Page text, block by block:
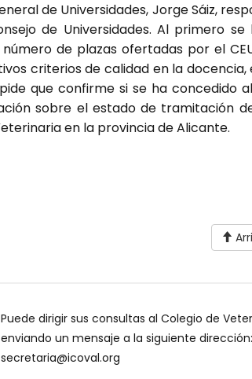
de Universidades, Jorge Sáiz,
de Universidades. Al primero
de plazas ofertadas por el
criterios de calidad en la
que confirme si se ha concedido
sobre el estado de tramitación
en la provincia de Alicante.
Puede dirigir sus consultas al Colegio de
enviando un mensaje a la siguiente dirección:
secretaria@icoval.org